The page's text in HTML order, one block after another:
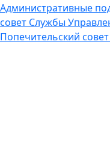
Административные
совет Службы
Попечительский совет